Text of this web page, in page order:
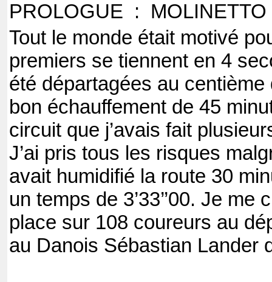
PROLOGUE :
Tout le monde était motivé
premiers se tiennent en 4
été départagées au
bon échauffement de 45
circuit que j’avais fait
J’ai pris tous les risques
avait humidifié la route 30
un temps de 3’33’’00. Je
place sur 108 coureurs au
au Danois Sébastian Lander